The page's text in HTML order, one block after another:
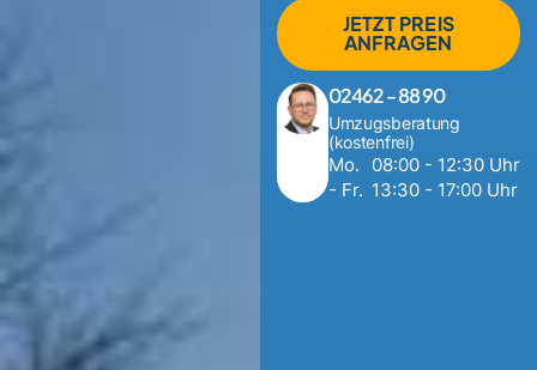
JETZT PREIS
ANFRAGEN
02462 - 88 90
Umzugsberatung
(kostenfrei)
Mo.
- Fr.
08:00 - 12:30 Uhr
13:30 - 17:00 Uhr